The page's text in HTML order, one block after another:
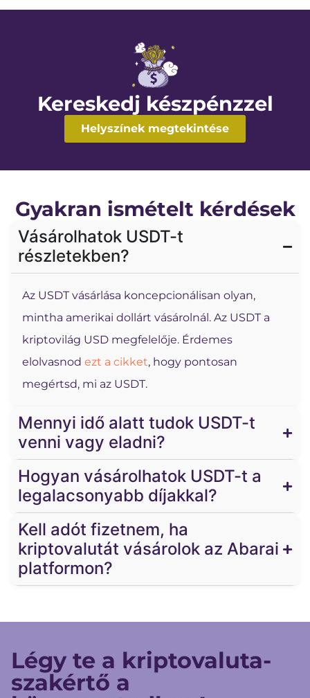
Kereskedj készpénzzel
Helyszínek megtekintése
Gyakran ismételt kérdések
Vásárolhatok USDT-t
részletekben?
Az USDT vásárlása koncepcionálisan olyan,
mintha amerikai dollárt vásárolnál. Az USDT a
kriptovilág USD megfelelője. Érdemes
elolvasnod ezt a cikket, hogy pontosan
megértsd, mi az USDT.
Mennyi idő alatt tudok USDT-t
venni vagy eladni?
Hogyan vásárolhatok USDT-t a
legalacsonyabb díjakkal?
Kell adót fizetnem, ha
kriptovalutát vásárolok az Abarai
platformon?
Légy te a kriptovaluta-
szakértő a